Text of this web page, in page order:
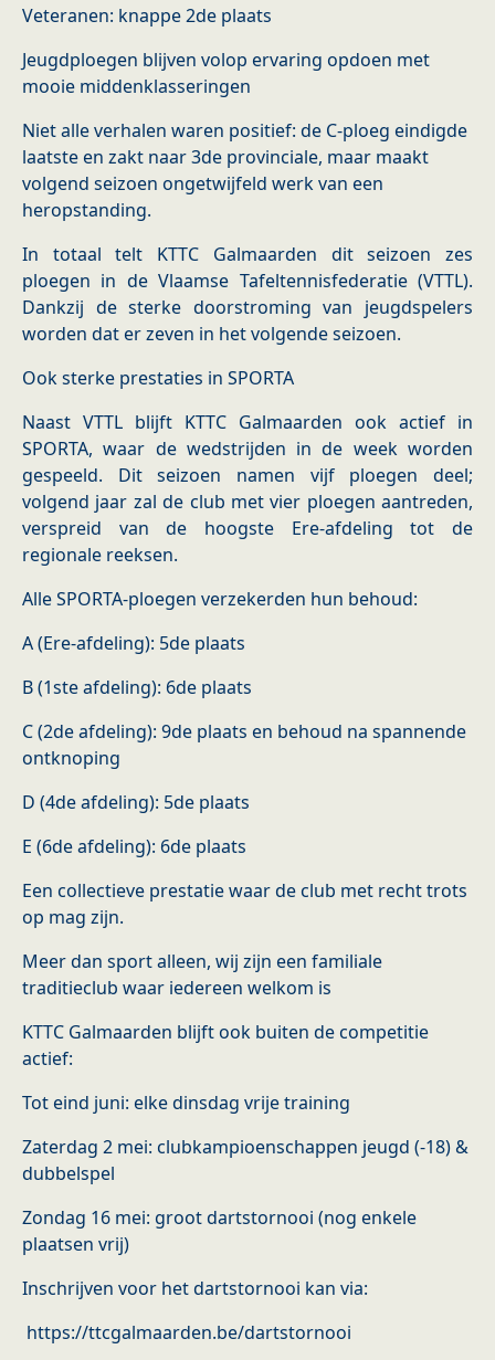
Veteranen: knappe 2de plaats
Jeugdploegen blijven volop ervaring opdoen met
mooie middenklasseringen
Niet alle verhalen waren positief: de C-ploeg eindigde
laatste en zakt naar 3de provinciale, maar maakt
volgend seizoen ongetwijfeld werk van een
heropstanding.
In totaal telt KTTC Galmaarden dit seizoen zes
ploegen in de Vlaamse Tafeltennisfederatie (VTTL).
Dankzij de sterke doorstroming van jeugdspelers
worden dat er zeven in het volgende seizoen.
Ook sterke prestaties in SPORTA
Naast VTTL blijft KTTC Galmaarden ook actief in
SPORTA, waar de wedstrijden in de week worden
gespeeld. Dit seizoen namen vijf ploegen deel;
volgend jaar zal de club met vier ploegen aantreden,
verspreid van de hoogste Ere-afdeling tot de
regionale reeksen.
Alle SPORTA-ploegen verzekerden hun behoud:
A (Ere-afdeling): 5de plaats
B (1ste afdeling): 6de plaats
C (2de afdeling): 9de plaats en behoud na spannende
ontknoping
D (4de afdeling): 5de plaats
E (6de afdeling): 6de plaats
Een collectieve prestatie waar de club met recht trots
op mag zijn.
Meer dan sport alleen, wij zijn een familiale
traditieclub waar iedereen welkom is
KTTC Galmaarden blijft ook buiten de competitie
actief:
Tot eind juni: elke dinsdag vrije training
Zaterdag 2 mei: clubkampioenschappen jeugd (-18) &
dubbelspel
Zondag 16 mei: groot dartstornooi (nog enkele
plaatsen vrij)
Inschrijven voor het dartstornooi kan via:
https://ttcgalmaarden.be/dartstornooi